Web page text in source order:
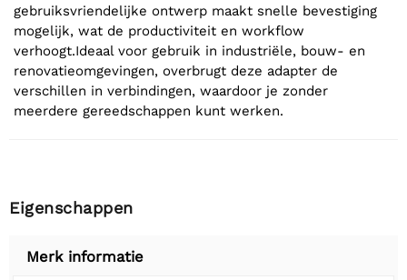
gebruiksvriendelijke ontwerp maakt snelle bevestiging
mogelijk, wat de productiviteit en workflow
verhoogt.Ideaal voor gebruik in industriële, bouw- en
renovatieomgevingen, overbrugt deze adapter de
verschillen in verbindingen, waardoor je zonder
meerdere gereedschappen kunt werken.
Eigenschappen
Merk informatie